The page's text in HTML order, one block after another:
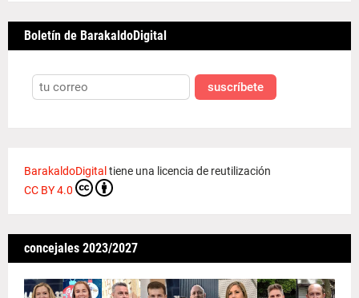
Boletín de BarakaldoDigital
suscríbete
BarakaldoDigital tiene una licencia de reutilización
CC BY 4.0
concejales 2023/2027